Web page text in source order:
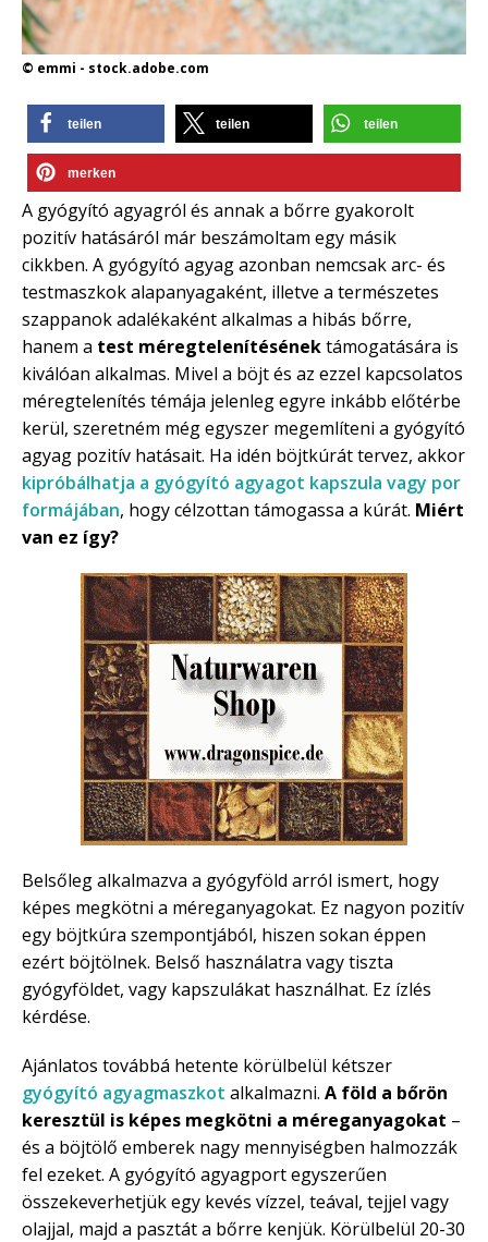
© emmi - stock.adobe.com
teilen teilen teilen
merken
A gyógyító agyagról és annak a bőrre gyakorolt
pozitív hatásáról már beszámoltam egy másik
cikkben. A gyógyító agyag azonban nemcsak arc- és
testmaszkok alapanyagaként, illetve a természetes
szappanok adalékaként alkalmas a hibás bőrre,
hanem a test méregtelenítésénektámogatására is
kiválóan alkalmas. Mivel a böjt és az ezzel kapcsolatos
méregtelenítés témája jelenleg egyre inkább előtérbe
kerül, szeretném még egyszer megemlíteni a gyógyító
agyag pozitív hatásait. Ha idén böjtkúrát tervez, akkor
kipróbálhatja a gyógyító agyagot kapszula vagy por
formájában, hogy célzottan támogassa a kúrát. Miért
van ez így?
Belsőleg alkalmazva a gyógyföld arról ismert, hogy
képes megkötni a méreganyagokat. Ez nagyon pozitív
egy böjtkúra szempontjából, hiszen sokan éppen
ezért böjtölnek. Belső használatra vagy tiszta
gyógyföldet, vagy kapszulákat használhat. Ez ízlés
kérdése.
Ajánlatos továbbá hetente körülbelül kétszer
gyógyító agyagmaszkot alkalmazni. A föld a bőrön
keresztül is képes megkötni a méreganyagokat –
és a böjtölő emberek nagy mennyiségben halmozzák
fel ezeket. A gyógyító agyagport egyszerűen
összekeverhetjük egy kevés vízzel, teával, tejjel vagy
olajjal, majd a pasztát a bőrre kenjük. Körülbelül 20-30